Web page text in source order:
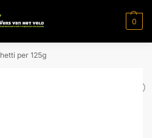
0
per 125g